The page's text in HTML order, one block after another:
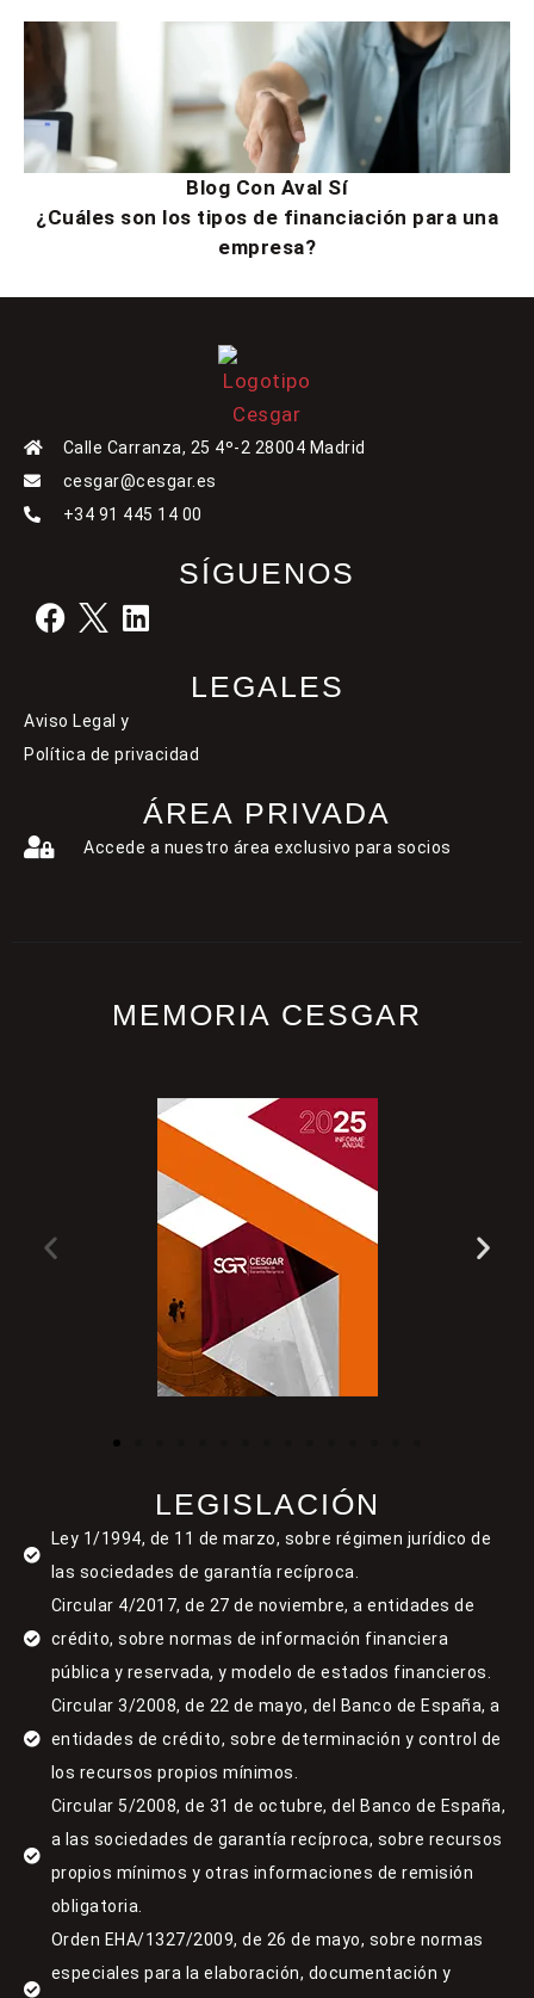
Blog Con Aval Sí
¿Cuáles son los tipos de financiación para una
empresa?
Calle Carranza, 25 4º-2 28004 Madrid
cesgar@cesgar.es
+34 91 445 14 00
SÍGUENOS
LEGALES
Aviso Legal y
Política de privacidad
ÁREA PRIVADA
Accede a nuestro área exclusivo para socios
MEMORIA CESGAR
LEGISLACIÓN
Ley 1/1994, de 11 de marzo, sobre régimen jurídico de
las sociedades de garantía recíproca.
Circular 4/2017, de 27 de noviembre, a entidades de
crédito, sobre normas de información financiera
pública y reservada, y modelo de estados financieros.
Circular 3/2008, de 22 de mayo, del Banco de España, a
entidades de crédito, sobre determinación y control de
los recursos propios mínimos.
Circular 5/2008, de 31 de octubre, del Banco de España,
a las sociedades de garantía recíproca, sobre recursos
propios mínimos y otras informaciones de remisión
obligatoria.
Orden EHA/1327/2009, de 26 de mayo, sobre normas
especiales para la elaboración, documentación y